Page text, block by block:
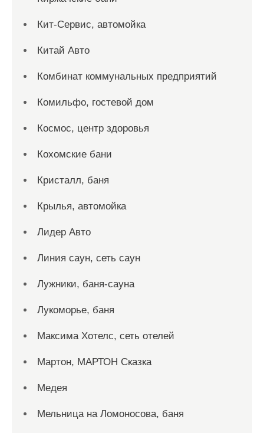
Кит-Сервис, автомойка
Китай Авто
Комбинат коммунальных предприятий
Комильфо, гостевой дом
Космос, центр здоровья
Кохомские бани
Кристалл, баня
Крылья, автомойка
Лидер Авто
Линия саун, сеть саун
Лужники, баня-сауна
Лукоморье, баня
Максима Хотелс, сеть отелей
Мартон, МАРТОН Сказка
Медея
Мельница на Ломоносова, баня